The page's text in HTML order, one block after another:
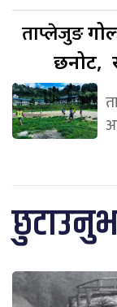
ताप्लेजुङ
छनोट,